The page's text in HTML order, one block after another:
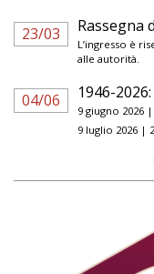
23/03 Rassegna
L’ingresso è
alle autorità.
04/06 1946-
9 giugno 2026
9 luglio 2026 |